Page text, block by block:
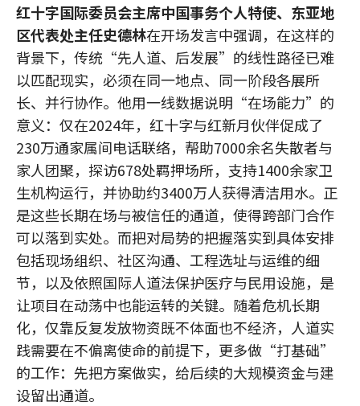
红十字国际委员会主席中国事务个人特使、东亚地
区代表处主任史德林在开场发言中强调，在这样的
背景下，传统“先人道、后发展”的线性路径已难
以匹配现实，必须在同一地点、同一阶段各展所
长、并行协作。他用一线数据说明“在场能力”的
意义：仅在2024年，红十字与红新月伙伴促成了
230万通家属间电话联络，帮助7000余名失散者与
家人团聚，探访678处羁押场所，支持1400余家卫
生机构运行，并协助约3400万人获得清洁用水。正
是这些长期在场与被信任的通道，使得跨部门合作
可以落到实处。而把对局势的把握落实到具体安排
包括现场组织、社区沟通、工程选址与运维的细
节，以及依照国际人道法保护医疗与民用设施，是
让项目在动荡中也能运转的关键。随着危机长期
化，仅靠反复发放物资既不体面也不经济，人道实
践需要在不偏离使命的前提下，更多做“打基础”
的工作：先把方案做实，给后续的大规模资金与建
设留出通道。